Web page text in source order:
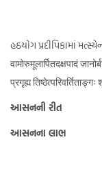
હઠયોગ પ્રદીપિકામાં
वामोरुमूलार्पितदक्षपादं
प्रगृह्य
આસનની રીત
આસનના લાભ